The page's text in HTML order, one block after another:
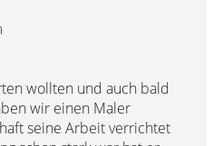
wollten und auch bald
wir einen Maler
seine Arbeit verrichtet